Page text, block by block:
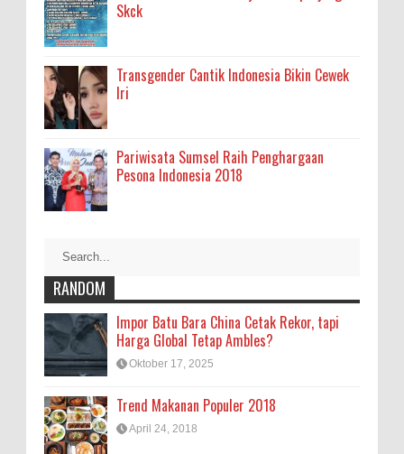
Skck
Transgender Cantik Indonesia Bikin Cewek
Iri
Pariwisata Sumsel Raih Penghargaan
Pesona Indonesia 2018
RANDOM
Impor Batu Bara China Cetak Rekor, tapi
Harga Global Tetap Ambles?
Oktober 17, 2025
Trend Makanan Populer 2018
April 24, 2018